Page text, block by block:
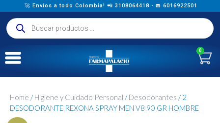
🚀 Envíos a todo Colombia! 📲 3108064418 - ☎️ 6016922501
0
Home /Higiene y Cuidado Personal /Desodorantes / 2
DESODORANTE REXONA SPRAY MEN V8 90 GR HOMBRE